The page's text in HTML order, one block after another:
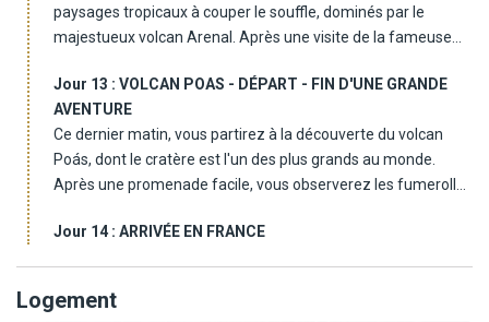
rare beauté. Vous aurez l'opportunité d'observer la flore et la
faune locales, avant de rejoindre votre hébergement pour un
paysages tropicaux à couper le souffle, dominés par le
majestueux volcan Arenal. Après une visite de la fameuse
de vue), vous poursuivrez votre route vers la vallée centrale,
où vous arriverez en fin de journée, après un déjeuner au
centre de La Fortuna. Installation à votre hôtel, où vous
passerez la nuit.
Jour 13 : VOLCAN POAS - DÉPART - FIN D'UNE GRANDE
AVENTURE
Ce dernier matin, vous partirez à la découverte du volcan
Poás, dont le cratère est l'un des plus grands au monde.
Après une promenade facile, vous observerez les fumerolles
spectacle fascinant. Vous profiterez également d'une visite
vol retour.
Jour 14 : ARRIVÉE EN FRANCE
Logement